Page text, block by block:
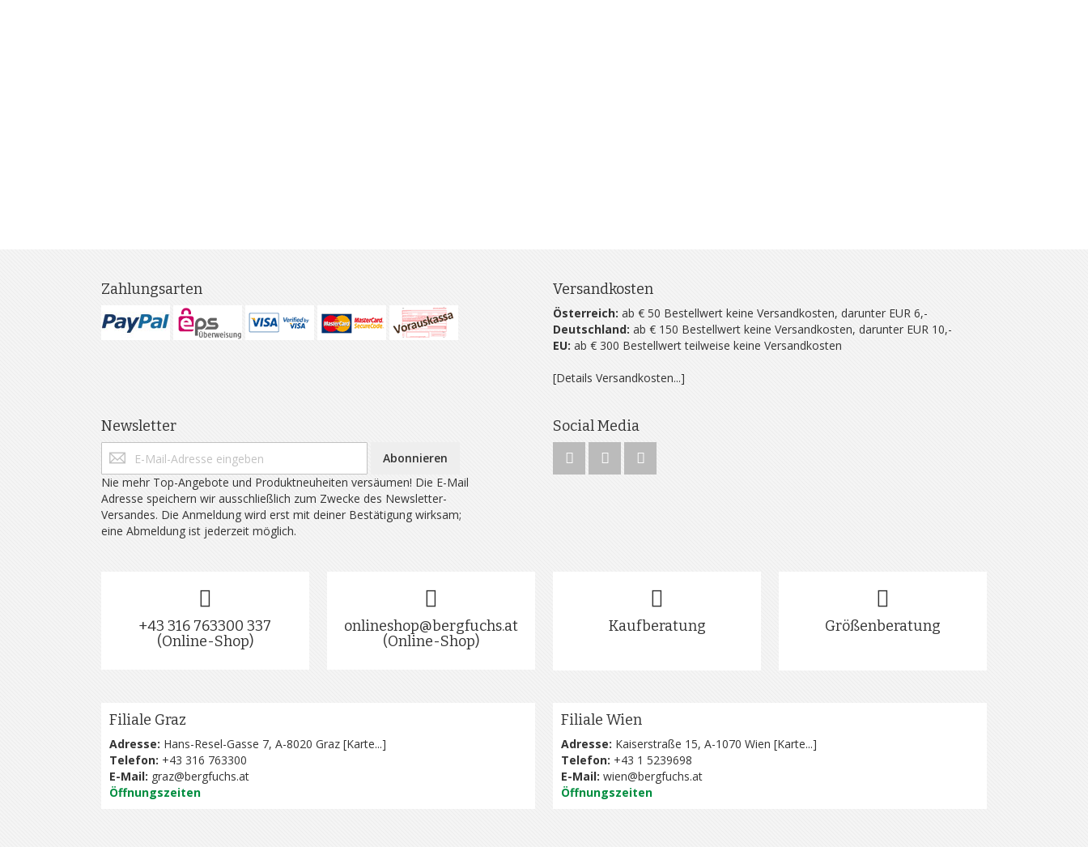
Zahlungsarten Versandkosten
Österreich: ab € 50 Bestellwert keine Versandkosten, darunter EUR 6,-
Deutschland: ab € 150 Bestellwert keine Versandkosten, darunter EUR 10,-
EU: ab € 300 Bestellwert teilweise keine Versandkosten
[Details Versandkosten...]
Newsletter
Abonnieren
Nie mehr Top-Angebote und Produktneuheiten versäumen! Die E-Mail
Adresse speichern wir ausschließlich zum Zwecke des Newsletter-
Versandes. Die Anmeldung wird erst mit deiner Bestätigung wirksam;
eine Abmeldung ist jederzeit möglich.
Social Media
+43 316 763300 337
(Online-Shop)
onlineshop@bergfuchs.at
(Online-Shop)
Kaufberatung Größenberatung
Filiale Graz
Adresse: Hans-Resel-Gasse 7, A-8020 Graz [Karte...]
Telefon: +43 316 763300
E-Mail: graz@bergfuchs.at
Öffnungszeiten
Filiale Wien
Adresse: Kaiserstraße 15, A-1070 Wien [Karte...]
Telefon: +43 1 5239698
E-Mail: wien@bergfuchs.at
Öffnungszeiten